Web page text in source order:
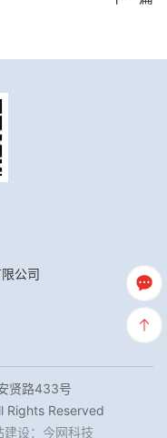
公司
贤路433号
Reserved
建设： 今网科技